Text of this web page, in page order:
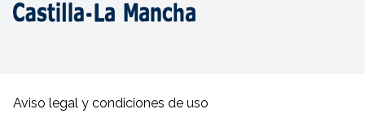
Aviso legal y condiciones de uso